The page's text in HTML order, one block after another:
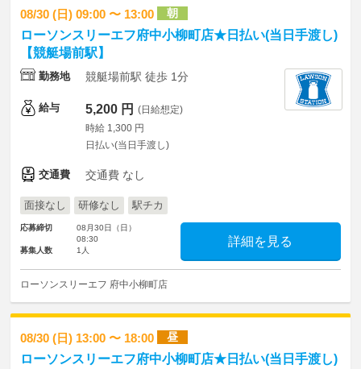
08/30 (日) 09:00 〜 13:00 朝
ローソンスリーエフ府中小柳町店★日払い(当日手渡し)
【競艇場前駅】
勤務地 競艇場前駅 徒歩 1分
給与 5,200 円 (日給想定)
時給 1,300 円
日払い(当日手渡し)
交通費 交通費 なし
面接なし 研修なし 駅チカ
応募締切
08月30日（日）
08:30
募集人数
1人
詳細を見る
ローソンスリーエフ 府中小柳町店
08/30 (日) 13:00 〜 18:00 昼
ローソンスリーエフ府中小柳町店★日払い(当日手渡し)